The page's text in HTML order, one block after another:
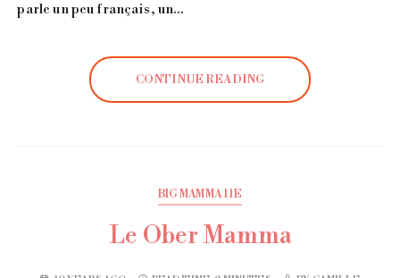
parle un peu français, un…
CONTINUE READING
BIG MAMMA 11E
Le Ober Mamma